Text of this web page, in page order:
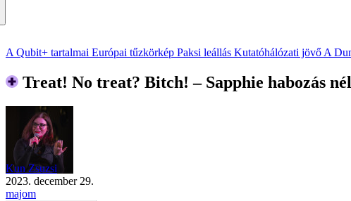
A Qubit+ tartalmai Európai tűzkörkép Paksi leállás Kutatóhálózati jövő A
Treat! No treat? Bitch! – Sapphie habozás
Kun Zsuzsi
2023. december 29.
majom